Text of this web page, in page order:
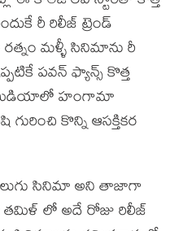
రీ రిలీజ్ ట్రెండ్
రత్నం మళ్ళీ సినిమాను రీ
పవన్ ఫ్యాన్స్ కొత్త
మీడియాలో హంగామా
కొన్ని ఆసక్తికర
సినిమా అని తాజాగా
తమిళ్ లో అదే రోజు రిలీజ్